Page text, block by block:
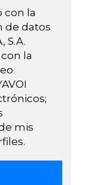
con la
de datos
S.A.
la
mis